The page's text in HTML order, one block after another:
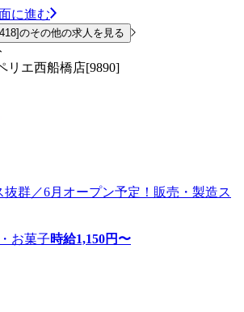
に進む
のその他の求人を見る
リエ西船橋店[9890]
抜群／6月オープン予定！販売・製造ス
お菓子時給1,150円〜